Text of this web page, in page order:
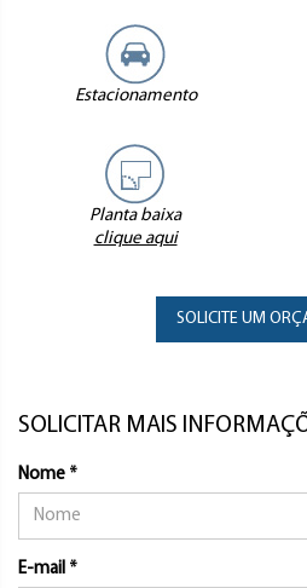
Estacionamento
Planta baixa
clique aqui
SOLICITE UM
SOLICITAR MAIS
Nome *
E-mail *